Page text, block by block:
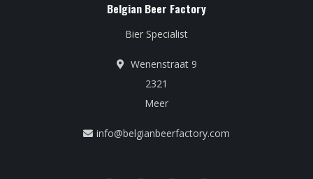
Belgian Beer Factory
Bier Specialist
Wenenstraat 9
2321
Meer
info@belgianbeerfactory.com